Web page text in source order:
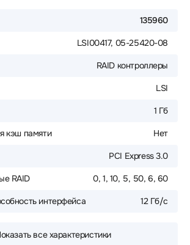
135960
LSI00417, 05-25420-08
RAID контроллеры
LSI
1 Гб
кэш памяти Нет
PCI Express 3.0
RAID 0, 1, 10, 5, 50, 6, 60
интерфейса 12 Гб/с
все характеристики